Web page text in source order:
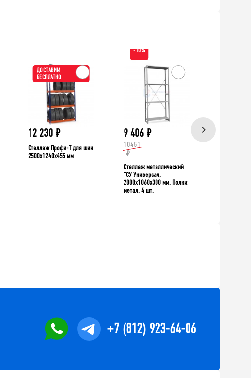
ДОСТАВИМ
БЕСПЛАТНО
12 230 ₽
Стеллаж Профи-Т для шин
2500x1240x455 мм
-10%
9 406 ₽
10451
₽
Стеллаж металлический
ТСУ Универсал,
2000x1060x300 мм. Полки:
метал. 4 шт.
+7 (812) 923-64-06